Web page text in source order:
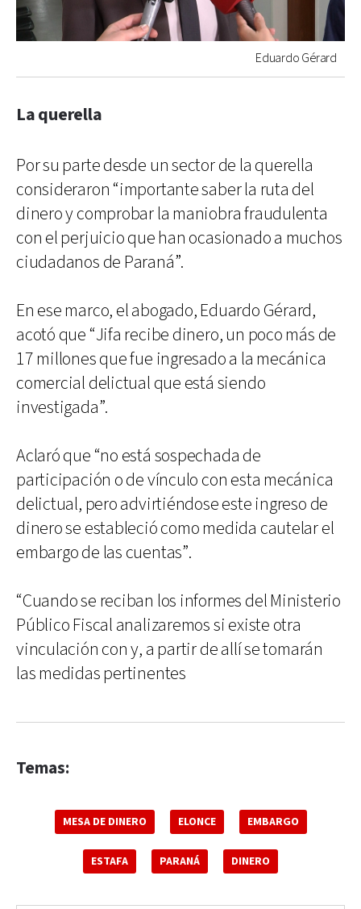
Eduardo Gérard
La querella
Por su parte desde un sector de la querella
consideraron “importante saber la ruta del
dinero y comprobar la maniobra fraudulenta
con el perjuicio que han ocasionado a muchos
ciudadanos de Paraná”.
En ese marco, el abogado, Eduardo Gérard,
acotó que “Jifa recibe dinero, un poco más de
17 millones que fue ingresado a la mecánica
comercial delictual que está siendo
investigada”.
Aclaró que “no está sospechada de
participación o de vínculo con esta mecánica
delictual, pero advirtiéndose este ingreso de
dinero se estableció como medida cautelar el
embargo de las cuentas”.
“Cuando se reciban los informes del Ministerio
Público Fiscal analizaremos si existe otra
vinculación con y, a partir de allí se tomarán
las medidas pertinentes
Temas:
MESA DE DINERO ELONCE EMBARGO
ESTAFA PARANÁ DINERO